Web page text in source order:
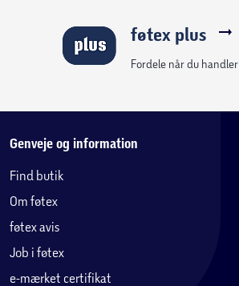
føtex plus
Fordele når du handler
Genveje og information
Find butik
Om føtex
føtex avis
Job i føtex
e-mærket certifikat